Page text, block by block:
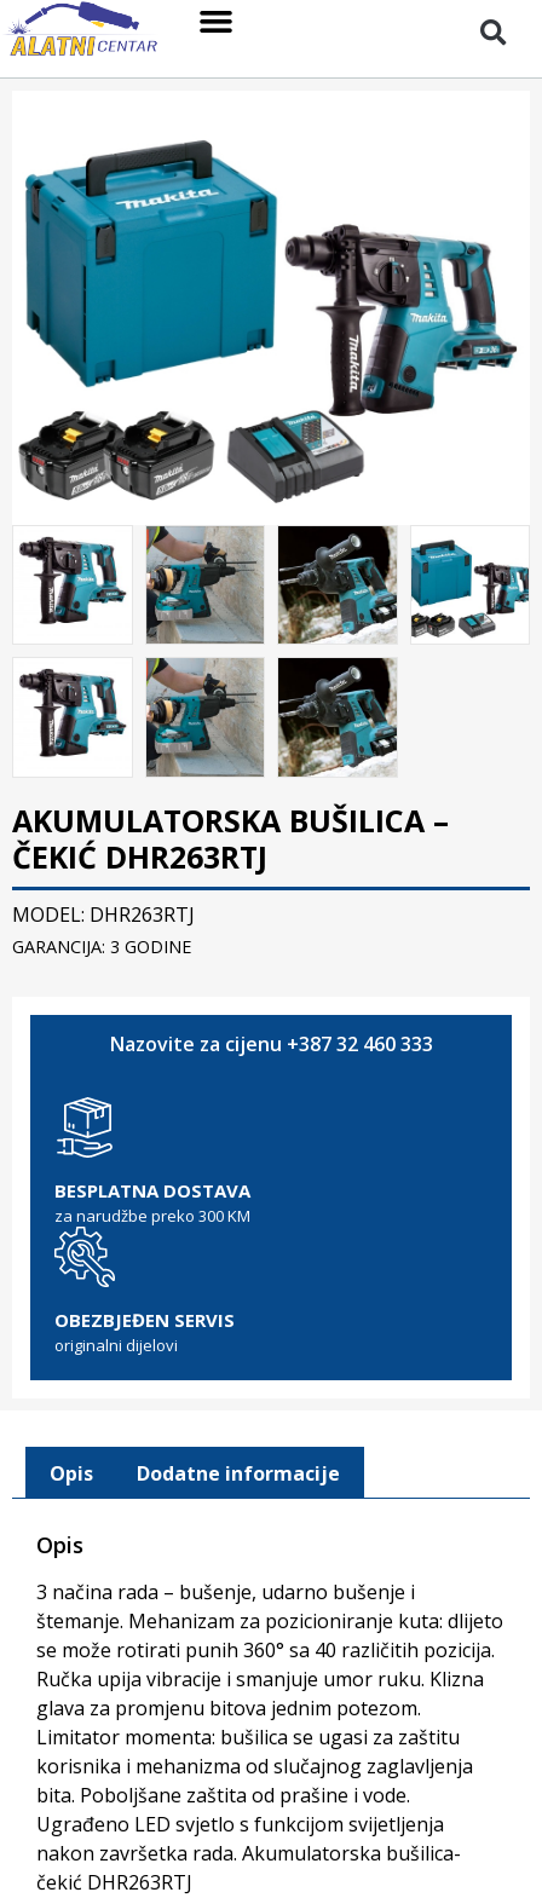
AKUMULATORSKA BUŠILICA –
ČEKIĆ DHR263RTJ
MODEL: DHR263RTJ
GARANCIJA: 3 GODINE
Nazovite za cijenu +387 32 460 333
BESPLATNA DOSTAVA
za narudžbe preko 300 KM
OBEZBJEĐEN SERVIS
originalni dijelovi
Opis Dodatne informacije
Opis
3 načina rada – bušenje, udarno bušenje i
štemanje. Mehanizam za pozicioniranje kuta: dlijeto
se može rotirati punih 360° sa 40 različitih pozicija.
Ručka upija vibracije i smanjuje umor ruku. Klizna
glava za promjenu bitova jednim potezom.
Limitator momenta: bušilica se ugasi za zaštitu
korisnika i mehanizma od slučajnog zaglavljenja
bita. Poboljšane zaštita od prašine i vode.
Ugrađeno LED svjetlo s funkcijom svijetljenja
nakon završetka rada. Akumulatorska bušilica-
čekić DHR263RTJ